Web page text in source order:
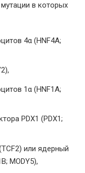
в которых
4α (HNF4A;
1α (HNF1A;
PDX1 (PDX1;
или ядерный
MODY5),